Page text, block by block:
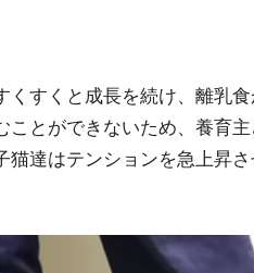
すくと成長を続け、離乳
ことができないため、養育
猫達はテンションを急上昇